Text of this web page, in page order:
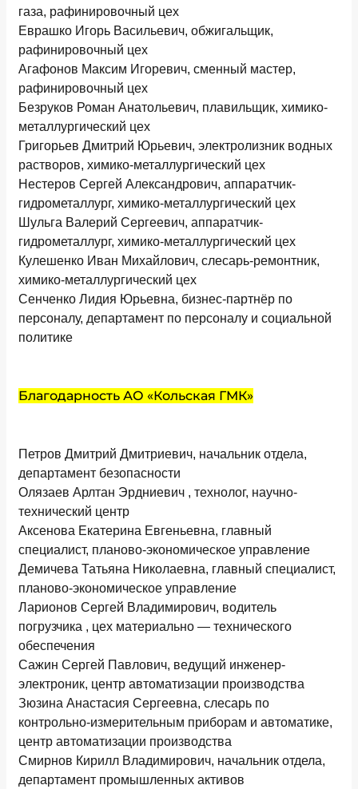
газа, рафинировочный цех
Еврашко Игорь Васильевич, обжигальщик,
рафинировочный цех
Агафонов Максим Игоревич, сменный мастер,
рафинировочный цех
Безруков Роман Анатольевич, плавильщик, химико-
металлургический цех
Григорьев Дмитрий Юрьевич, электролизник водных
растворов, химико-металлургический цех
Нестеров Сергей Александрович, аппаратчик-
гидрометаллург, химико-металлургический цех
Шульга Валерий Сергеевич, аппаратчик-
гидрометаллург, химико-металлургический цех
Кулешенко Иван Михайлович, слесарь-ремонтник,
химико-металлургический цех
Сенченко Лидия Юрьевна, бизнес-партнёр по
персоналу, департамент по персоналу и социальной
политике
Благодарность АО «Кольская ГМК»
Петров Дмитрий Дмитриевич, начальник отдела,
департамент безопасности
Олязаев Арлтан Эрдниевич , технолог, научно-
технический центр
Аксенова Екатерина Евгеньевна, главный
специалист, планово-экономическое управление
Демичева Татьяна Николаевна, главный специалист,
планово-экономическое управление
Ларионов Сергей Владимирович, водитель
погрузчика , цех материально — технического
обеспечения
Сажин Сергей Павлович, ведущий инженер-
электроник, центр автоматизации производства
Зюзина Анастасия Сергеевна, слесарь по
контрольно-измерительным приборам и автоматике,
центр автоматизации производства
Смирнов Кирилл Владимирович, начальник отдела,
департамент промышленных активов